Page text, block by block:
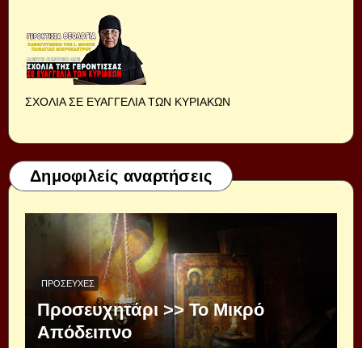
ΣΧΟΛΙΑ ΣΕ ΕΥΑΓΓΕΛΙΑ ΤΩΝ ΚΥΡΙΑΚΩΝ
Δημοφιλείς αναρτήσεις
ΠΡΟΣΕΥΧΈΣ
Προσευχητάρι >> Το Μικρό
Απόδειπνο